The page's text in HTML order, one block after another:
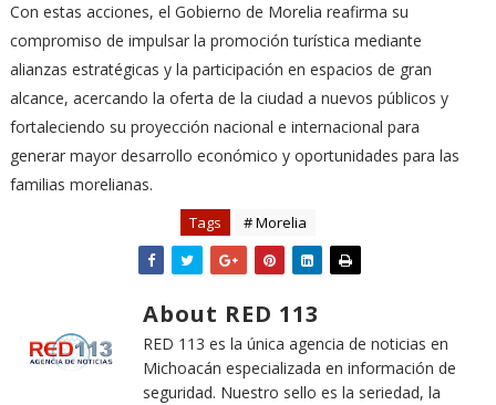
Con estas acciones, el Gobierno de Morelia reafirma su
compromiso de impulsar la promoción turística mediante
alianzas estratégicas y la participación en espacios de gran
alcance, acercando la oferta de la ciudad a nuevos públicos y
fortaleciendo su proyección nacional e internacional para
generar mayor desarrollo económico y oportunidades para las
familias morelianas.
Tags # Morelia
About RED 113
RED 113 es la única agencia de noticias en
Michoacán especializada en información de
seguridad. Nuestro sello es la seriedad, la